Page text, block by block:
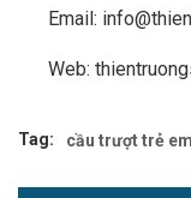
Email:
Web:
Tag: cầu trượt trẻ